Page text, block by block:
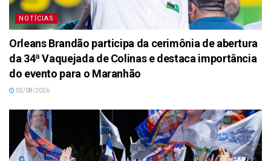
NOTÍCIAS
Orleans Brandão participa da cerimônia de abertura
da 34ª Vaquejada de Colinas e destaca importância
do evento para o Maranhão
02/08/2026